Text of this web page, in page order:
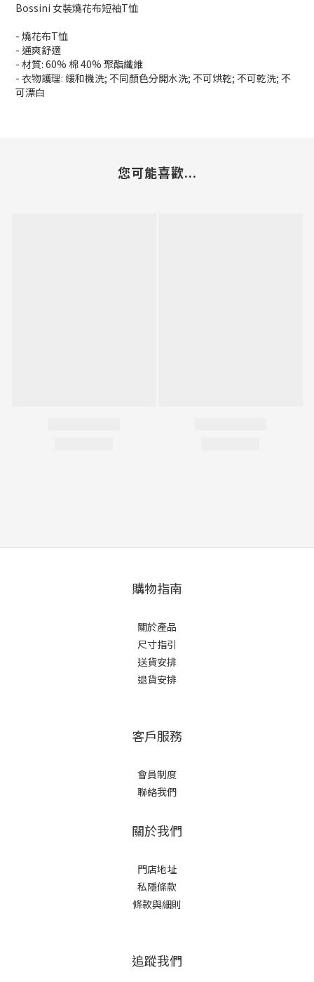
Bossini 女裝燒花布短袖T恤
- 燒花布T恤
- 通爽舒適
- 材質: 60% 棉 40% 聚酯纖維
- 衣物護理: 緩和機洗; 不同顏色分開水洗; 不可烘乾; 不可乾洗; 不
可漂白
您可能喜歡...
購物指南
關於產品
尺寸指引
送貨安排
退貨安排
客戶服務
會員制度
聯絡我們
關於我們
門店地址
私隱條款
條款與細則
追蹤我們